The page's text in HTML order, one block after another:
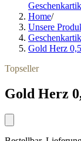
Home/
Unsere
Gold Herz
Topseller
Gold Herz